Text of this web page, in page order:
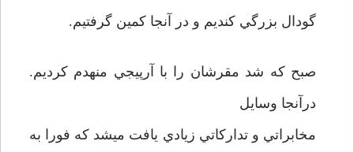
گودال بزرگي کنديم و در آنجا کمين گرفتيم.
صبح که شد مقرشان را با آرپيجي منهدم کرديم.
درآنجا وسايل
مخابراتي و تدارکاتي زيادي يافت ميشد که فورا به